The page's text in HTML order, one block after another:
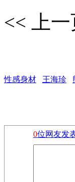
<< 上一
性感身材 王海珍
0位网友发